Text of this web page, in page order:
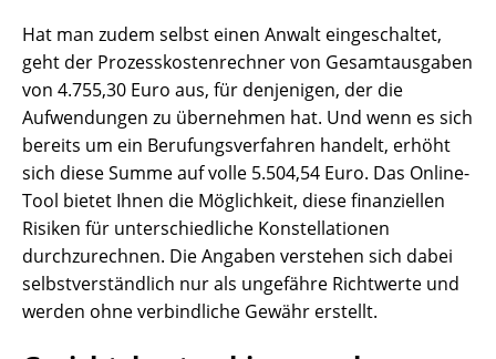
Hat man zudem selbst einen Anwalt eingeschaltet,
geht der Prozesskostenrechner von Gesamtausgaben
von 4.755,30 Euro aus, für denjenigen, der die
Aufwendungen zu übernehmen hat. Und wenn es sich
bereits um ein Berufungsverfahren handelt, erhöht
sich diese Summe auf volle 5.504,54 Euro. Das Online-
Tool bietet Ihnen die Möglichkeit, diese finanziellen
Risiken für unterschiedliche Konstellationen
durchzurechnen. Die Angaben verstehen sich dabei
selbstverständlich nur als ungefähre Richtwerte und
werden ohne verbindliche Gewähr erstellt.